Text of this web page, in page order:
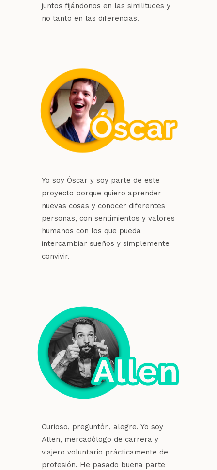
juntos fijándonos en las similitudes y
no tanto en las diferencias.
Yo soy Óscar y soy parte de este
proyecto porque quiero aprender
nuevas cosas y conocer diferentes
personas, con sentimientos y valores
humanos con los que pueda
intercambiar sueños y simplemente
convivir.
Curioso, preguntón, alegre. Yo soy
Allen, mercadólogo de carrera y
viajero voluntario prácticamente de
profesión. He pasado buena parte